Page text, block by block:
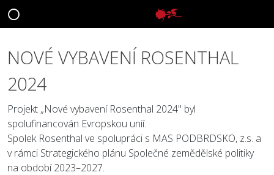
NOVÉ VYBAVENÍ ROSENTHAL
2024
Projekt „Nové vybavení Rosenthal 2024" byl
spolufinancován Evropskou unií.
Spolek Rosenthal ve spolupráci s MAS PODBRDSKO, z.s. a
v rámci Strategického plánu Společné zemědělské politiky
na období 2023–2027.